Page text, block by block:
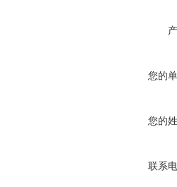
您的
您的
联系